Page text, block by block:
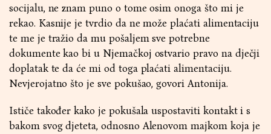
socijalu, ne znam puno o tome osim onoga što mi je
rekao. Kasnije je tvrdio da ne može plaćati alimentaciju
te me je tražio da mu pošaljem sve potrebne
dokumente kao bi u Njemačkoj ostvario pravo na dječji
doplatak te da će mi od toga plaćati alimentaciju.
Nevjerojatno što je sve pokušao, govori Antonija.
Ističe također kako je pokušala uspostaviti kontakt i s
bakom svog djeteta, odnosno Alenovom majkom koja je